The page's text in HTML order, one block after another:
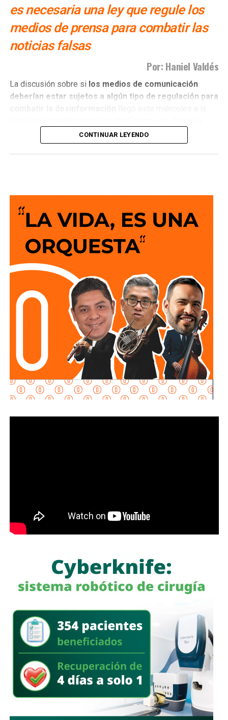
es necesaria una ley que regule los
medios de prensa para combatir las
noticias falsas
Por: Haniel Valdés
La discusión sobre si los medios de comunicación
deberían estar sujetos a algún tipo de regulación para
presidenta hizo un llamado a que quienes ejercen el
periodismo actúen con ética y apego a la verdad.
desinformación sin convertir una regulación de los
medios en una herramienta para limitar la libertad de
expresión?
En ese contexto, la senadora Ruth González fue
cuestionada sobre si consideraba necesaria alguna
regulación que contribuyera a fortalecer el ejercicio
periodístico.
Su respuesta fue breve y se centró en la responsabilidad
individual de quienes ejercen la profesión.
“Yo creo que el periodismo siempre se tiene que
firmar. Al periodismo siempre se le tiene que poner
nombre y apellido”, respondió.
La senadora añadió que está a favor de la libertad de
regulación específica para los medios de comunicación.
circula la información, pero también la facilidad con la que
pueden difundirse contenidos falsos, manipulados o sin
sustento.
Para Sheinbaum,la responsabilidad de los periodistas
pasa por mantener estándares éticos y apegarse a la
verdad.Para González, una de las garantías
fundamentales del ejercicio periodístico debe ser que
quien publica una información se haga responsable de ella
mediante su firma.
Por ahora, la postura expresada por la senadora es clara:
libertad de expresión sí, pero también periodistas que
CONTINUAR LEYENDO